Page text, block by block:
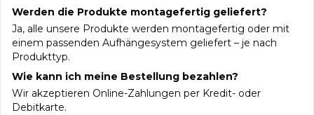
Werden die Produkte montagefertig geliefert?
Ja, alle unsere Produkte werden montagefertig oder mit
einem passenden Aufhängesystem geliefert – je nach
Produkttyp.
Wie kann ich meine Bestellung bezahlen?
Wir akzeptieren Online-Zahlungen per Kredit- oder
Debitkarte.